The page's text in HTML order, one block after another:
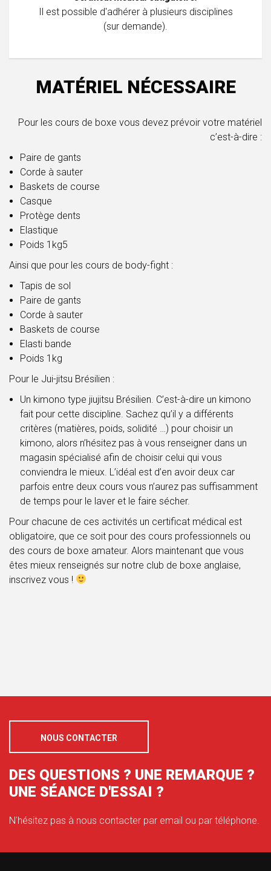
Il est possible d'adhérer à plusieurs disciplines
(sur demande).
MATÉRIEL NÉCESSAIRE
Pour les cours de boxe vous devez prévoir votre matériel
c’est-à-dire :
Paire de gants
Corde à sauter
Baskets de course
Casque
Protège dents
Elastique
Poids 1kg5
Ainsi que pour les cours de body-fight :
Tapis de sol
Paire de gants
Corde à sauter
Baskets de course
Elasti bande
Poids 1kg
Pour le Jui-jitsu Brésilien :
Un kimono type jiujitsu Brésilien. C’est-à-dire un kimono
fait pour cette discipline. Sachez qu’il y a différents
critères (matières, poids, solidité …) pour choisir un
kimono, alors n’hésitez pas à vous renseigner dans un
magasin spécialisé afin de choisir celui qui vous
conviendra le mieux. L’idéal est d’en avoir deux car
parfois entre deux cours vous n’aurez pas suffisamment
de temps pour le laver et le faire sécher.
Pour chacune de ces activités un certificat médical est
obligatoire, que ce soit pour des cours professionnels ou
des cours de boxe amateur. Alors maintenant que vous
êtes mieux renseignés sur notre club de boxe anglaise,
inscrivez vous !
NOUS CONTACTER
DES QUESTIONS ? UNE REMARQUE ?
UNE SÉANCE D'ESSAI ?
N'hésitez pas à nous contacter par email ou par téléphone.